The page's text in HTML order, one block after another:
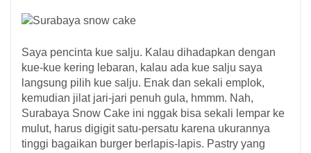
Saya pencinta kue salju. Kalau dihadapkan dengan
kue-kue kering lebaran, kalau ada kue salju saya
langsung pilih kue salju. Enak dan sekali emplok,
kemudian jilat jari-jari penuh gula, hmmm. Nah,
Surabaya Snow Cake ini nggak bisa sekali lempar ke
mulut, harus digigit satu-persatu karena ukurannya
tinggi bagaikan burger berlapis-lapis. Pastry yang